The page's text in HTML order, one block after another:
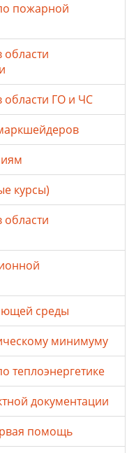
пожарной
ГО и ЧС
курсы)
среды
минимуму
теплоэнергетике
документации
помощь